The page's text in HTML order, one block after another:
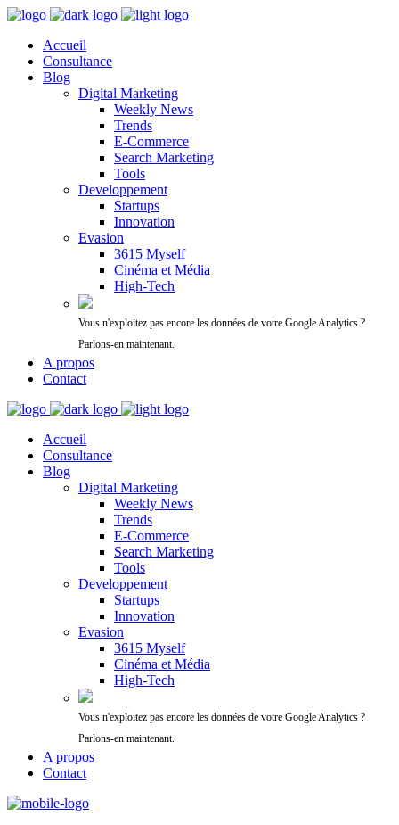
Accueil
Consultance
Blog
Digital Marketing
Weekly News
Trends
E-Commerce
Search Marketing
Tools
Developpement
Startups
Innovation
Evasion
3615 Myself
Cinéma et Média
High-Tech
Vous n'exploitez pas encore les données de votre Google Analytics ?
Parlons-en maintenant.
A propos
Contact
Accueil
Consultance
Blog
Digital Marketing
Weekly News
Trends
E-Commerce
Search Marketing
Tools
Developpement
Startups
Innovation
Evasion
3615 Myself
Cinéma et Média
High-Tech
Vous n'exploitez pas encore les données de votre Google Analytics ?
Parlons-en maintenant.
A propos
Contact